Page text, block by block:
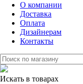
О компании
Доставка
Оплата
Дизайнерам
Контакты
Искать в товарах